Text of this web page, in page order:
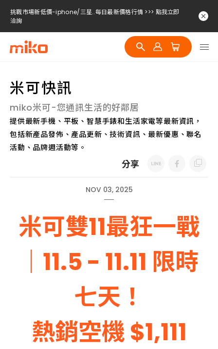
挑戰市場新低價-iphone/三星..每日最新價格行情 >>> 點我立即
洽詢
挑戰市場新低價-iphone/三星..每日最新價格行情 >>> 點我立即
洽詢
挑戰市場新低價-iphone/三星..每日最新價格行情 >>> 點我立即
米可快訊
miko米可-您通訊生活的好鄰居
提供最新手機、平板、智慧手錶和生活家電等最新資訊，
包括新產品發佈、產品更新、技術資訊、最新優惠、聯名
活動、品牌週活動等。
分享
NOV 03, 2025
米可雙11最狂一戰
｜11.5 - 11.11 限時
七天！
熱銷空機 $1,111